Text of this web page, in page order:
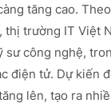
tăng cao.
thị trường IT Việt
sư công nghệ,
điện tử. Dự kiến
lên, tạo ra